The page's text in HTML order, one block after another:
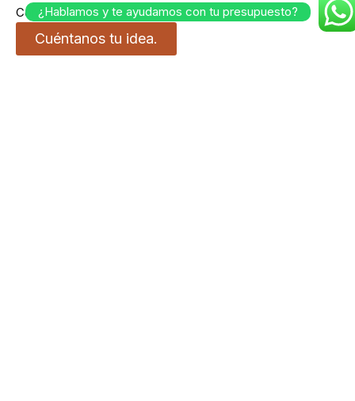
Como te venga mejor.
Cuéntanos tu idea.
¿Hablamos y te ayudamos con tu presupuesto?